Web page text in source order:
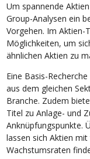
Um spannende
Group-Analysen ein
Vorgehen. Im Aktien-
Möglichkeiten, um
ähnlichen Aktien zu
Eine Basis-
aus dem gleichen
Branche. Zudem
Titel zu Anlage- und
Anknüpfungspunkte.
lassen sich Aktien
Wachstumsraten